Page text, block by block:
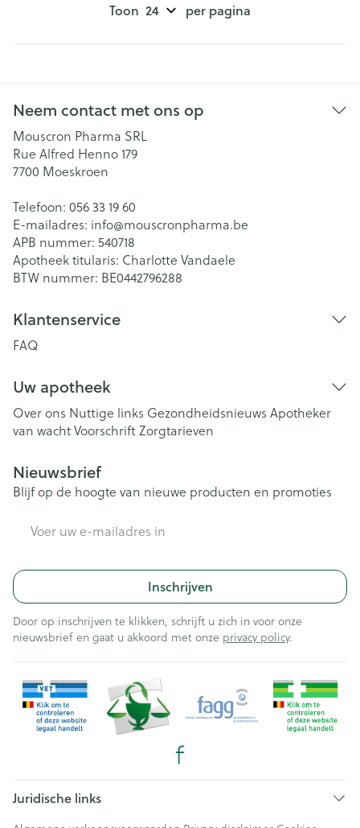
Toon per pagina
Neem contact met ons op
Mouscron Pharma SRL
Rue Alfred Henno 179
7700 Moeskroen
Telefoon: 056 33 19 60
E-mailadres: info@mouscronpharma.be
APB nummer: 540718
Apotheek titularis: Charlotte Vandaele
BTW nummer: BE0442796288
Klantenservice
FAQ
Uw apotheek
Over ons Nuttige links Gezondheidsnieuws Apotheker
van wachtVoorschriftZorgtarieven
Nieuwsbrief
Blijf op de hoogte van nieuwe producten en promoties
Inschrijven
Door op inschrijven te klikken, schrijft u zich in voor onze
nieuwsbrief en gaat u akkoord met onze privacy policy.
Juridische links